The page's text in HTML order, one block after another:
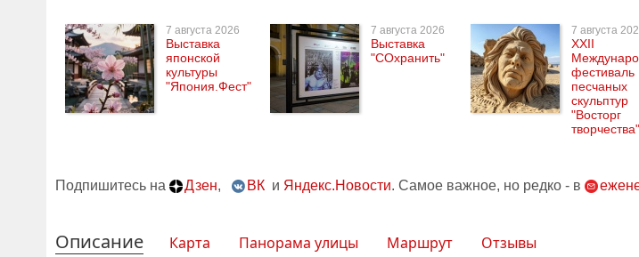
7 августа 2026
Выставка
японской
культуры
"Япония.Фест"
7 августа 2026
Выставка
"СОхранить"
7 августа
XXII
фестиваль
песчаных
скульптур
"Восторг
творчества"
Подпишитесь на Дзен, ВК и Яндекс.Новости. Самое важное, но редко - в
Описание Карта Панорама улицы Маршрут Отзывы